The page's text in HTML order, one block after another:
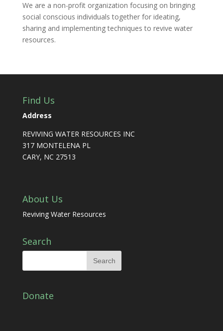
We are a non-profit organization focusing on bringing
social conscious individuals together for ideating,
sharing and implementing techniques to revive water
resources.
Find Us
Address
REVIVING WATER RESOURCES INC
317 MONTELENA PL
CARY, NC 27513
About Us
Reviving Water Resources
Search
Donate